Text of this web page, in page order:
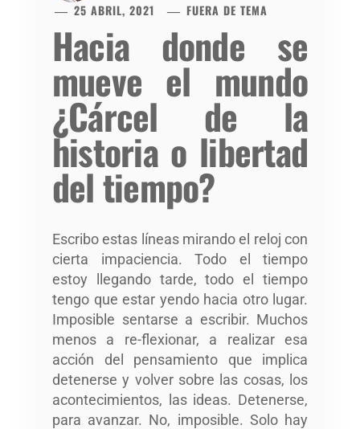
25 ABRIL, 2021
FUERA DE TEMA
Hacia donde se
mueve el mundo
¿Cárcel de la
historia o libertad
del tiempo?
Escribo estas líneas mirando el reloj con
cierta impaciencia. Todo el tiempo
estoy llegando tarde, todo el tiempo
tengo que estar yendo hacia otro lugar.
Imposible sentarse a escribir. Muchos
menos a re-flexionar, a realizar esa
acción del pensamiento que implica
detenerse y volver sobre las cosas, los
acontecimientos, las ideas. Detenerse,
para avanzar. No, imposible. Solo hay